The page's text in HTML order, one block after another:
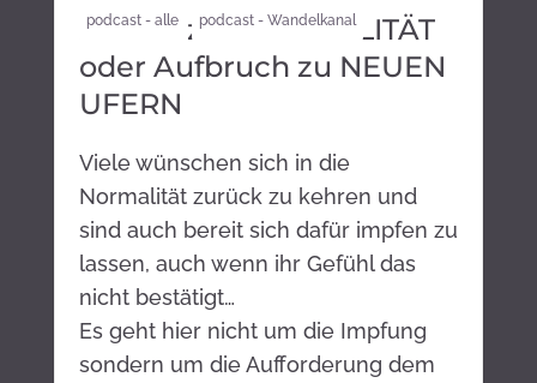
podcast - alle podcast - Wandelkanal
zurück zur NORMALITÄT
oder Aufbruch zu NEUEN
UFERN
Viele wünschen sich in die
Normalität zurück zu kehren und
sind auch bereit sich dafür impfen zu
lassen, auch wenn ihr Gefühl das
nicht bestätigt…
Es geht hier nicht um die Impfung
sondern um die Aufforderung dem